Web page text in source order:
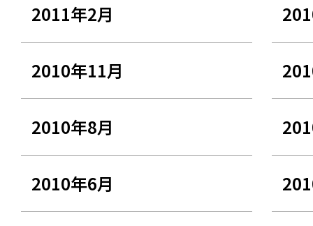
2011年2月
2010年11月
2010年8月
2010年6月